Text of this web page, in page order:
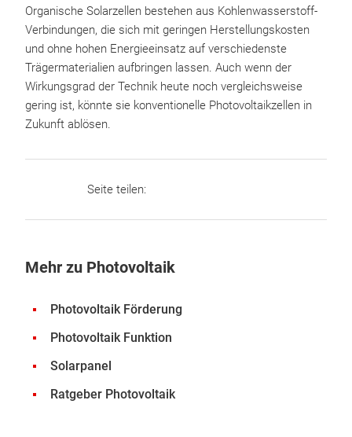
Organische Solarzellen bestehen aus Kohlenwasserstoff-
Verbindungen, die sich mit geringen Herstellungskosten
und ohne hohen Energieeinsatz auf verschiedenste
Trägermaterialien aufbringen lassen. Auch wenn der
Wirkungsgrad der Technik heute noch vergleichsweise
gering ist, könnte sie konventionelle Photovoltaikzellen in
Zukunft ablösen.
Seite teilen:
Mehr zu Photovoltaik
Photovoltaik Förderung
Photovoltaik Funktion
Solarpanel
Ratgeber Photovoltaik